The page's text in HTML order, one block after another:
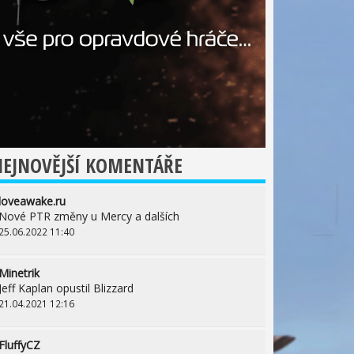
KOMENTÁŘE
PTR změny u Mercy a dalších
11:40
Kaplan opustil Blizzard
12:16